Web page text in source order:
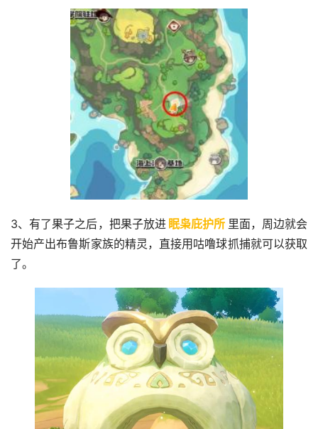
3、有了果子之后，把果子放进 眠枭庇护所 里面，周边就会
开始产出布鲁斯家族的精灵，直接用咕噜球抓捕就可以获取
了。